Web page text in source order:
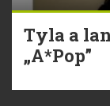
Tyla a
„A*Pop”